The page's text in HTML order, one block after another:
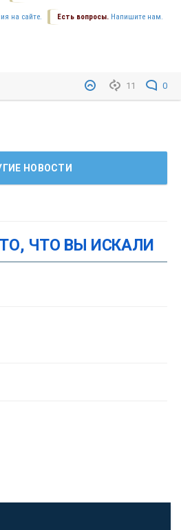
Есть вопросы. Напишите нам.
на сайте.
11 0
НОВОСТИ
ЧТО ВЫ ИСКАЛИ